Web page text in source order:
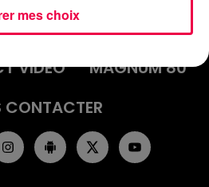
PODCASTS
VIDÉO
MAGNUM 80
CONTACTER
mes choix